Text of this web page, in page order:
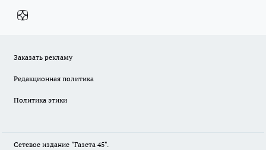
Заказать рекламу
Редакционная политика
Политика этики
Сетевое издание "Газета 45".